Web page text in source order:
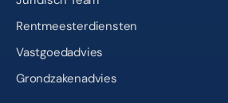
Rentmeesterdiensten
Vastgoedadvies
Grondzakenadvies